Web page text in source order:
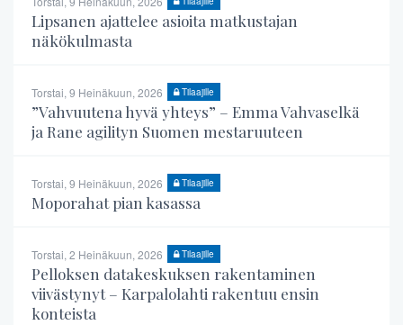
Lipsanen ajattelee asioita matkustajan
näkökulmasta
Torstai, 9 Heinäkuun, 2026 Tilaajille
”Vahvuutena hyvä yhteys” – Emma Vahvaselkä
ja Rane agilityn Suomen mestaruuteen
Torstai, 9 Heinäkuun, 2026 Tilaajille
Moporahat pian kasassa
Torstai, 2 Heinäkuun, 2026 Tilaajille
Pelloksen datakeskuksen rakentaminen
viivästynyt – Karpalolahti rakentuu ensin
konteista